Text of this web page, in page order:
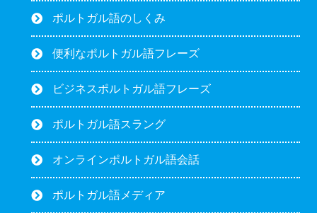
ポルトガル語のしくみ
便利なポルトガル語フレーズ
ビジネスポルトガル語フレーズ
ポルトガル語スラング
オンラインポルトガル語会話
ポルトガル語メディア